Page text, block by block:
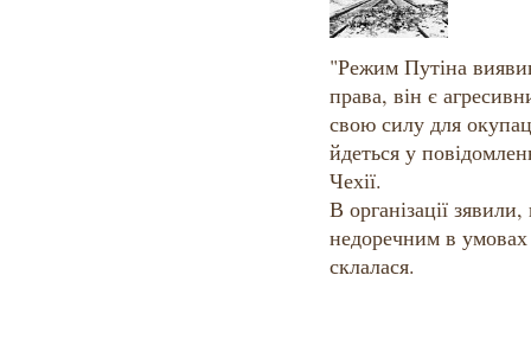
"Режим Путіна
права, він є
свою силу для
йдеться у
Чехії.
В організації
недоречним в умовах
склалася.